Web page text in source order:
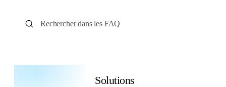
Ressources
Solutions